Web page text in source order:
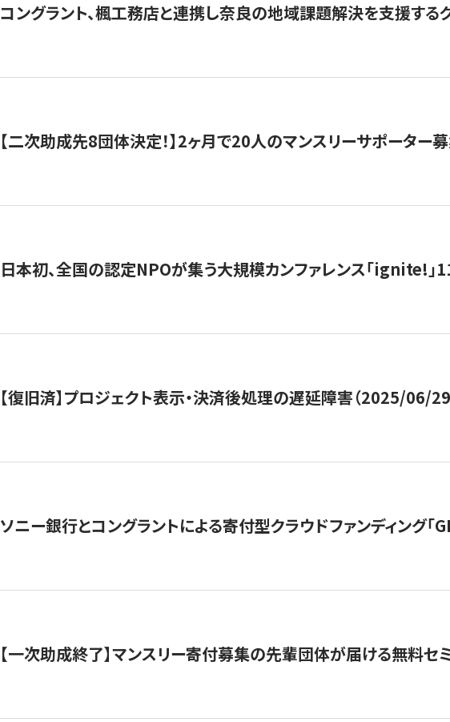
コングラント、楓工務店と連携し奈良の地域課題解決を支援する
【二次助成先8団体決定！】2ヶ月で20人のマンスリーサポーター
日本初、全国の認定NPOが集う大規模カンファレンス「ignite!」
【復旧済】プロジェクト表示・決済後処理の遅延障害（2025/06/29
ソニー銀行とコングラントによる寄付型クラウドファンディング
【一次助成終了】マンスリー寄付募集の先輩団体が届ける無料セ